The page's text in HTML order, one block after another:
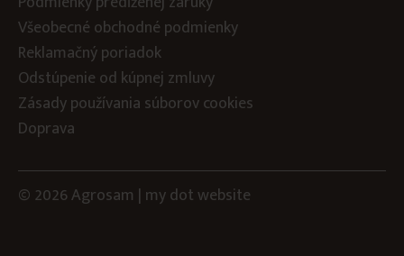
Všeobecné obchodné podmienky
Reklamačný poriadok
Odstúpenie od kúpnej zmluvy
Zásady používania súborov cookies
Doprava
© 2026 Agrosam | my dotwebsite